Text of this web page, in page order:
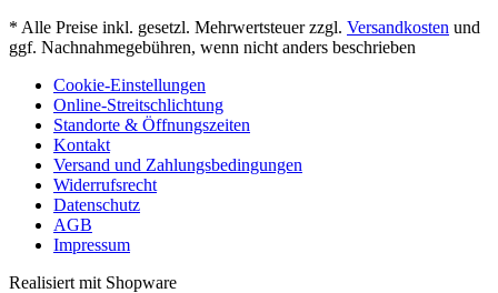
* Alle Preise inkl. gesetzl. Mehrwertsteuer zzgl. Versandkosten und
ggf. Nachnahmegebühren, wenn nicht anders beschrieben
Cookie-Einstellungen
Online-Streitschlichtung
Standorte & Öffnungszeiten
Kontakt
Versand und Zahlungsbedingungen
Widerrufsrecht
Datenschutz
AGB
Impressum
Realisiert mit Shopware